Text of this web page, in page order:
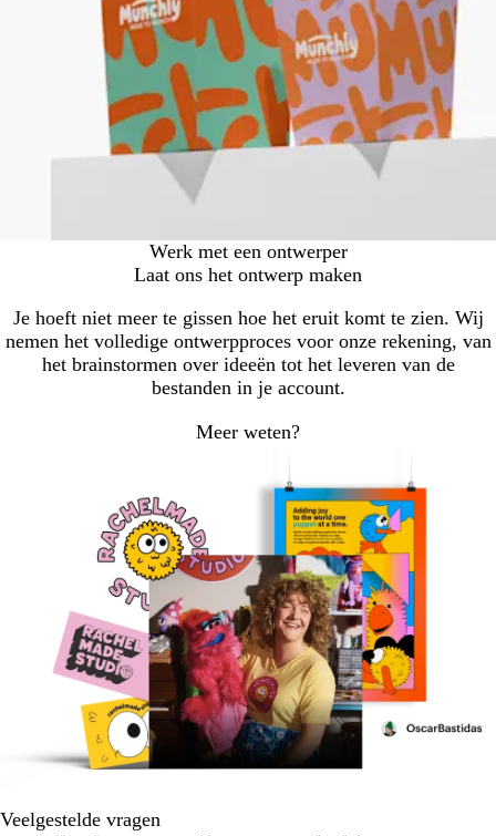
Werk met een ontwerper
Laat ons het ontwerp maken
Je hoeft niet meer te gissen hoe het eruit komt te zien. Wij
nemen het volledige ontwerpproces voor onze rekening, van
het brainstormen over ideeën tot het leveren van de
bestanden in je account.
Meer weten?
Veelgestelde vragen